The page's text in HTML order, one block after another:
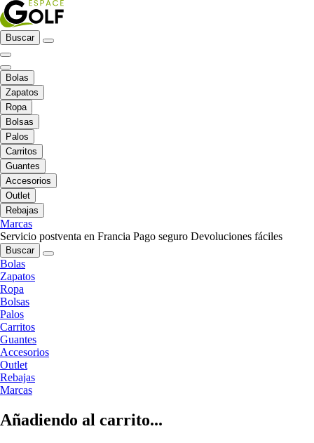
Buscar
Bolas
Zapatos
Ropa
Bolsas
Palos
Carritos
Guantes
Accesorios
Outlet
Rebajas
Marcas
Servicio postventa en Francia Pago seguro Devoluciones fáciles
Buscar
Bolas
Zapatos
Ropa
Bolsas
Palos
Carritos
Guantes
Accesorios
Outlet
Rebajas
Marcas
Añadiendo al carrito...